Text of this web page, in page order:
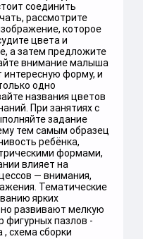
соединить
рассмотрите
которое
цвета и
а затем предложите
внимание малыша
интересную форму, и
одно
названия цветов
При занятиях с
задание
тем самым образец
ребёнка,
формами,
влияет на
― внимания,
Тематические
ярких
развивают мелкую
фигурных пазлов -
, схема сборки